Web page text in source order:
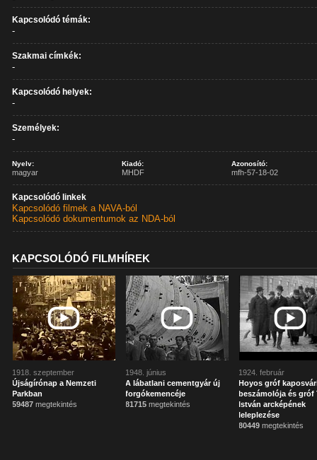
Kapcsolódó témák:
-
Szakmai címkék:
-
Kapcsolódó helyek:
-
Személyek:
-
Nyelv:
magyar
Kiadó:
MHDF
Azonosító:
mfh-57-18-02
Kapcsolódó linkek
Kapcsolódó filmek a NAVA-ból
Kapcsolódó dokumentumok az NDA-ból
KAPCSOLÓDÓ FILMHÍREK
1918. szeptember
Újságírónap a Nemzeti
Parkban
59487 megtekintés
1948. június
A lábatlani cementgyár új
forgókemencéje
81715 megtekintés
1924. február
Hoyos gróf
beszámolója és gróf
István arcképének
leleplezése
80449 megtekintés